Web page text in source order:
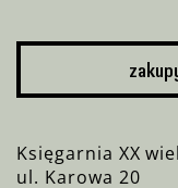
Księgarnia XX
ul. Karowa 20